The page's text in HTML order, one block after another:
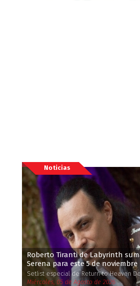
Noticias
Roberto Tiranti de Labyrinth
Serena para este 5 de noviembre
Setlist especial de Return to Heaven
Miércoles, 05 de Agosto de 2026